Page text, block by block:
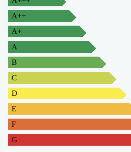
A++
A+
A
B
C
D
E
F
G